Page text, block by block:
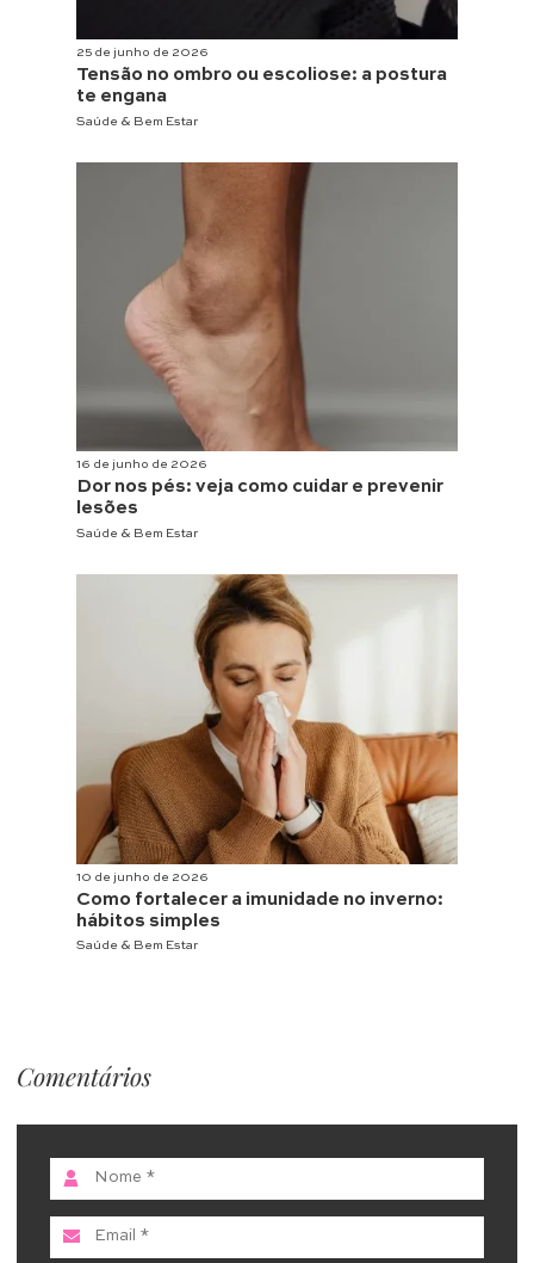
25 de junho de 2026
Tensão no ombro ou escoliose: a postura
te engana
Saúde & Bem Estar
16 de junho de 2026
Dor nos pés: veja como cuidar e prevenir
lesões
Saúde & Bem Estar
10 de junho de 2026
Como fortalecer a imunidade no inverno:
hábitos simples
Saúde & Bem Estar
Comentários